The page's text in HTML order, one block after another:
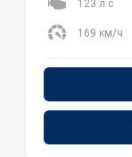
123 л.с
169 км/ч